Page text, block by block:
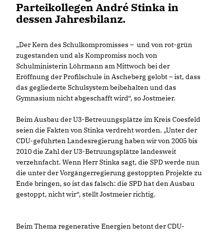
Parteikollegen André Stinka in
dessen Jahresbilanz.
Der Kern des Schulkompromisses – und von rot-grün
zugestanden und als Kompromiss noch von
Schulministerin Löhrmann am Mittwoch bei der
Eröffnung der Profilschule in Ascheberg gelobt – ist, dass
das gegliederte Schulsystem beibehalten und das
Gymnasium nicht abgeschafft wird“, so Jostmeier.
Beim Ausbau der U3-Betreuungsplätze im Kreis Coesfeld
seien die Fakten von Stinka verdreht worden. „Unter der
CDU-geführten Landesregierung haben wir von 2005 bis
2010 die Zahl der U3-Betruungsplätze landesweit
verzehnfacht. Wenn Herr Stinka sagt, die SPD werde nun
die unter der Vorgängerregierung gestoppten Projekte zu
Ende bringen, so ist das falsch: die SPD hat den Ausbau
gestoppt, nicht wir“, stellt Jostmeier richtig.
Beim Thema regenerative Energien betont der CDU-